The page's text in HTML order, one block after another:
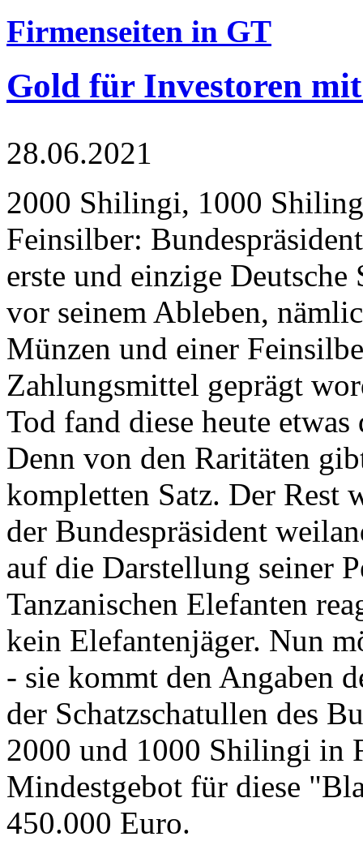
Firmenseiten in GT
Gold für Investoren
28.06.2021
2000 Shilingi, 1000
Feinsilber:
erste und einzige Deutsche
vor seinem Ableben,
Münzen und einer
Zahlungsmittel geprägt
Tod fand diese heute
Denn von den Raritäten
kompletten Satz. Der Rest
der Bundespräsident
auf die Darstellung seiner
Tanzanischen Elefanten
kein Elefantenjäger. Nun
- sie kommt den Angaben
der Schatzschatullen des
2000 und 1000 Shilingi in
Mindestgebot für diese
450.000 Euro.